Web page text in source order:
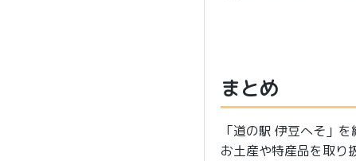
まとめ
「道の駅 伊豆へそ」を
お土産や特産品を取り